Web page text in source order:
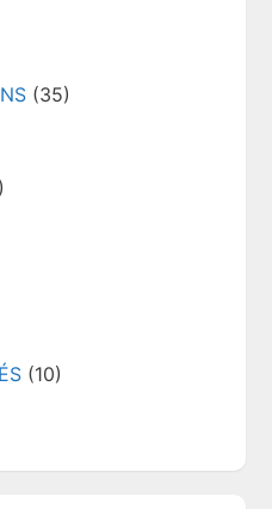
(35)
(10)